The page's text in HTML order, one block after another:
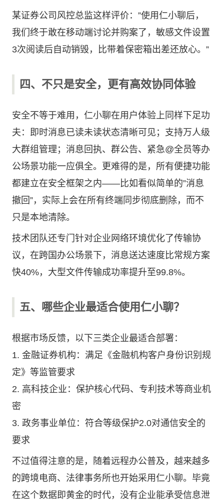
某证券公司风控总监这样评价：”使用仁小聊后，
我们终于敢在移动端讨论并购案了，敏感文件设置
3次阅读后自动销毁，比带着保密箱出差还放心。”
四、不只是安全，更有高效协同体验
安全不等于难用，仁小聊在用户体验上同样下足功
夫：即时消息已读未读状态清晰可见；支持万人级
大群组管理；消息回执、群公告、紧急@全员等办
公场景功能一应俱全。更难得的是，所有便捷功能
都建立在安全框架之内——比如看似简单的”消息
撤回”，实际上会在所有终端同步彻底删除，而不
只是本地清除。
技术团队还专门针对企业网络环境优化了传输协
议，在跨国办公场景下，消息送达速度比常规方案
快40%，大型文件传输成功率提升至99.8%。
五、哪些企业最适合使用仁小聊？
根据市场反馈，以下三类企业最适合部署：
1. 金融证券机构：满足《金融机构客户身份识别规
定》等监管要求
2. 高科技企业：保护核心代码、专利技术等商业机
密
3. 政务事业单位：符合等级保护2.0对通信安全的
要求
不过值得注意的是，随着远程办公普及，越来越多
的跨境电商、法律事务所也开始采用仁小聊。毕竟
在这个数据即黄金的时代，没有企业能承受信息泄